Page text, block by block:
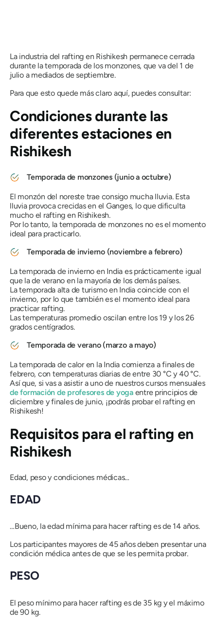
La industria del rafting en Rishikesh permanece cerrada
durante la temporada de los monzones, que va del 1 de
julio a mediados de septiembre.
Para que esto quede más claro aquí, puedes consultar:
Condiciones durante las
diferentes estaciones en
Rishikesh
Temporada de monzones (junio a octubre)
El monzón del noreste trae consigo mucha lluvia. Esta
lluvia provoca crecidas en el Ganges, lo que dificulta
mucho el rafting en Rishikesh.
Por lo tanto, la temporada de monzones no es el momento
ideal para practicarlo.
Temporada de invierno (noviembre a febrero)
La temporada de invierno en India es prácticamente igual
que la de verano en la mayoría de los demás países.
La temporada alta de turismo en India coincide con el
invierno, por lo que también es el momento ideal para
practicar rafting.
Las temperaturas promedio oscilan entre los 19 y los 26
grados centígrados.
Temporada de verano (marzo a mayo)
La temporada de calor en la India comienza a finales de
febrero, con temperaturas diarias de entre 30 °C y 40 °C.
Así que, si vas a asistir a uno de nuestros cursos mensuales
de formación de profesores de yogaentre principios de
diciembre y finales de junio, ¡podrás probar el rafting en
Rishikesh!
Requisitos para el rafting en
Rishikesh
Edad, peso y condiciones médicas…
EDAD
…Bueno, la edad mínima para hacer rafting es de 14 años.
Los participantes mayores de 45 años deben presentar una
condición médica antes de que se les permita probar.
PESO
El peso mínimo para hacer rafting es de 35 kg y el máximo
de 90 kg.